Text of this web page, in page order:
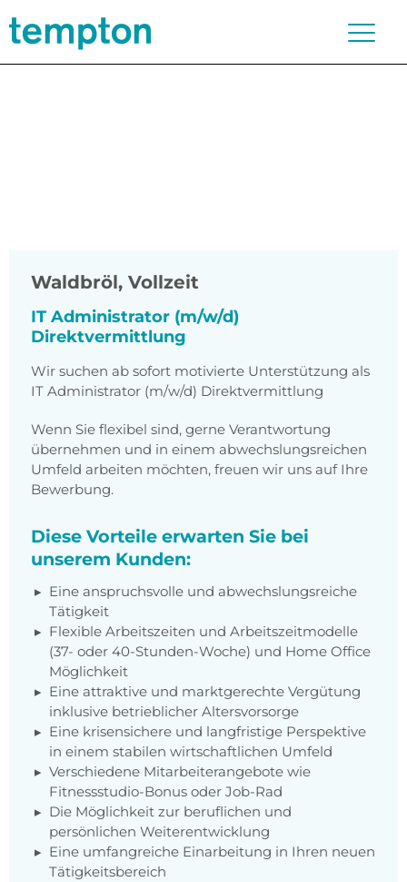
Waldbröl, Vollzeit
IT Administrator (m/w/d)
Direktvermittlung
Wir suchen ab sofort motivierte Unterstützung als
IT Administrator (m/w/d) Direktvermittlung
Wenn Sie flexibel sind, gerne Verantwortung
übernehmen und in einem abwechslungsreichen
Umfeld arbeiten möchten, freuen wir uns auf Ihre
Bewerbung.
Diese Vorteile erwarten Sie bei
unserem Kunden:
Eine anspruchsvolle und abwechslungsreiche
Tätigkeit
Flexible Arbeitszeiten und Arbeitszeitmodelle
(37- oder 40-Stunden-Woche) und Home Office
Möglichkeit
Eine attraktive und marktgerechte Vergütung
inklusive betrieblicher Altersvorsorge
Eine krisensichere und langfristige Perspektive
in einem stabilen wirtschaftlichen Umfeld
Verschiedene Mitarbeiterangebote wie
Fitnessstudio-Bonus oder Job-Rad
Die Möglichkeit zur beruflichen und
persönlichen Weiterentwicklung
Eine umfangreiche Einarbeitung in Ihren neuen
Tätigkeitsbereich